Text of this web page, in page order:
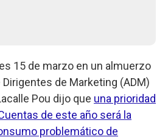
15 de marzo en un almuerzo
de Marketing (ADM)
Pou dijo que una prioridad
de este año será la
problemático de